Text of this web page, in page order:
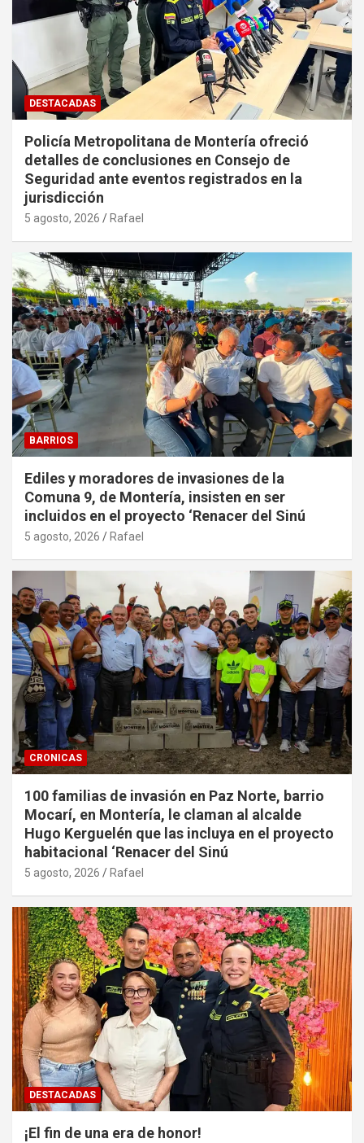
DESTACADAS
Policía Metropolitana de Montería ofreció
detalles de conclusiones en Consejo de
Seguridad ante eventos registrados en la
jurisdicción
5 agosto, 2026 Rafael
BARRIOS
Ediles y moradores de invasiones de la
Comuna 9, de Montería, insisten en ser
incluidos en el proyecto ‘Renacer del Sinú
5 agosto, 2026 Rafael
CRONICAS
100 familias de invasión en Paz Norte, barrio
Mocarí, en Montería, le claman al alcalde
Hugo Kerguelén que las incluya en el proyecto
habitacional ‘Renacer del Sinú
5 agosto, 2026 Rafael
DESTACADAS
¡El fin de una era de honor!